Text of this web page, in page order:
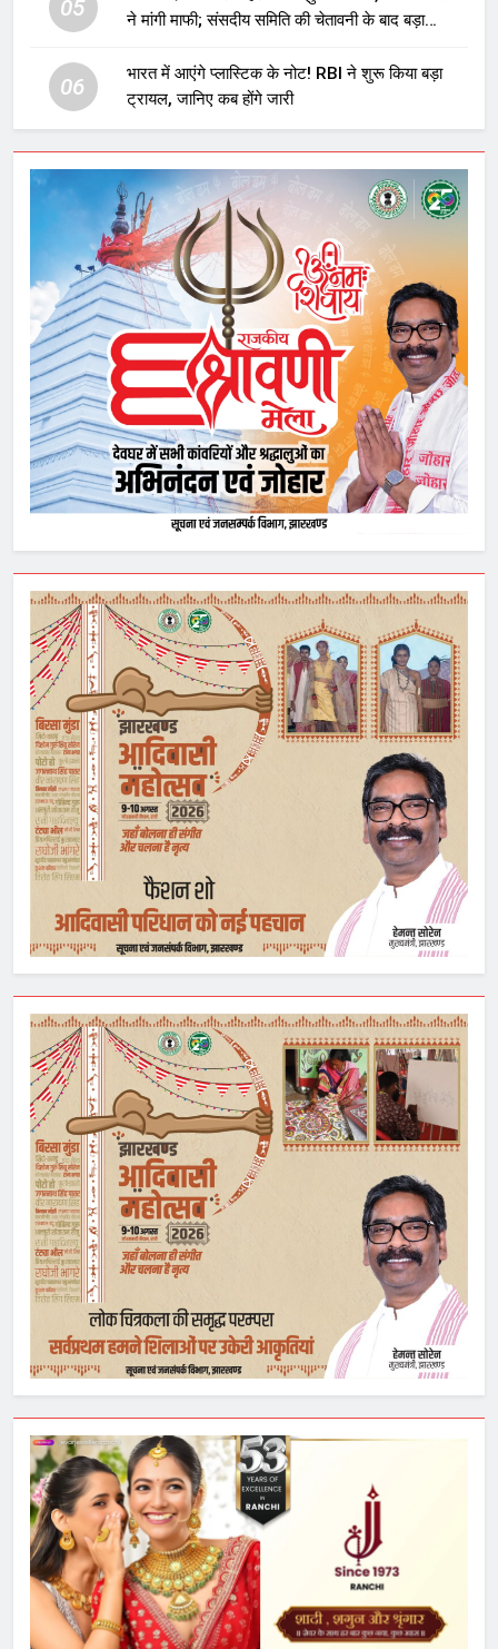
05
ने मांगी माफी; संसदीय समिति की चेतावनी के बाद बड़ा
06
भारत में आएंगे प्लास्टिक के नोट! RBI ने शुरू किया बड़ा
ट्रायल, जानिए कब होंगे जारी